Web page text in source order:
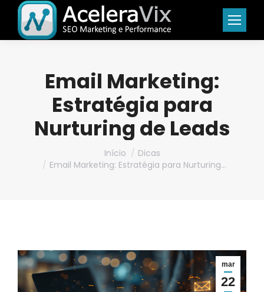
Email Marketing:
Estratégia para
Nurturing de Leads
Início
Dicas
Email Marketing: Estratégia para Nurturing…
mar
22